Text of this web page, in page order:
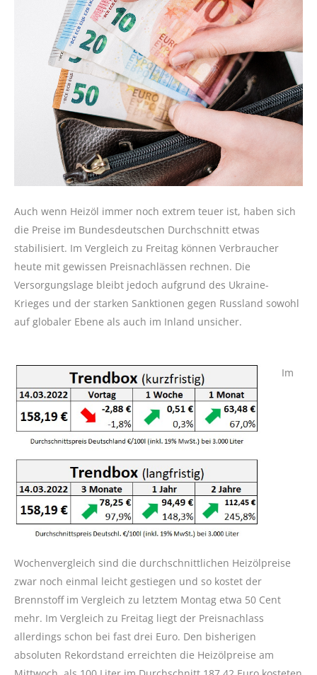
Auch wenn Heizöl immer noch extrem teuer ist, haben sich
die Preise im Bundesdeutschen Durchschnitt etwas
stabilisiert. Im Vergleich zu Freitag können Verbraucher
heute mit gewissen Preisnachlässen rechnen. Die
Versorgungslage bleibt jedoch aufgrund des Ukraine-
Krieges und der starken Sanktionen gegen Russland sowohl
auf globaler Ebene als auch im Inland unsicher.
Im
Wochenvergleich sind die durchschnittlichen Heizölpreise
zwar noch einmal leicht gestiegen und so kostet der
Brennstoff im Vergleich zu letztem Montag etwa 50 Cent
mehr. Im Vergleich zu Freitag liegt der Preisnachlass
allerdings schon bei fast drei Euro. Den bisherigen
absoluten Rekordstand erreichten die Heizölpreise am